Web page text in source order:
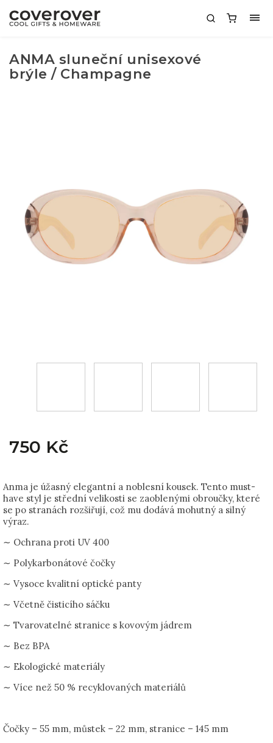
ANMA sluneční unisexové
brýle / Champagne
750 Kč
Anma je úžasný elegantní a noblesní kousek. Tento must-
have styl je střední velikosti se zaoblenými obroučky, které
se po stranách rozšiřují, což mu dodává mohutný a silný
výraz.
∼ Ochrana proti UV 400
∼ Polykarbonátové čočky
∼ Vysoce kvalitní optické panty
∼ Včetně čisticího sáčku
∼ Tvarovatelné stranice s kovovým jádrem
∼ Bez BPA
∼ Ekologické materiály
∼ Více než 50 % recyklovaných materiálů
Čočky – 55 mm, můstek – 22 mm, stranice – 145 mm